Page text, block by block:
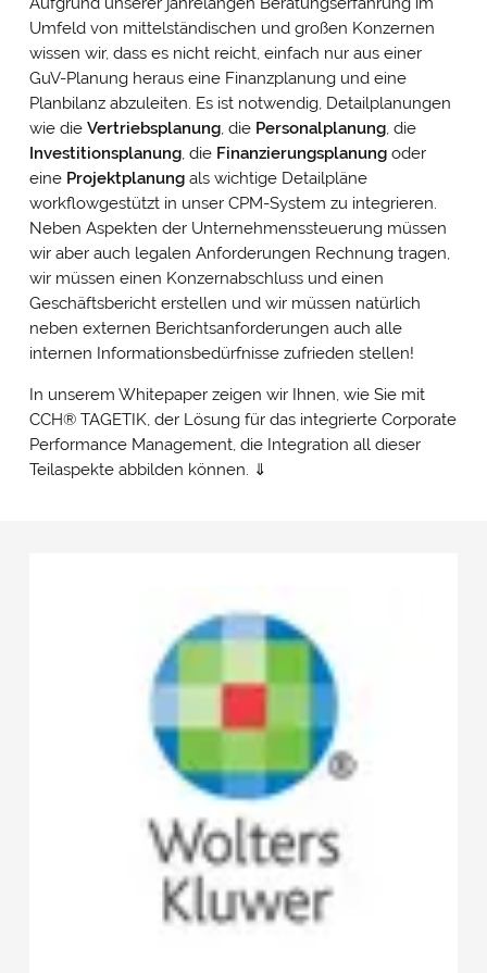
Umfeld von mittelständischen und großen Konzernen
wissen wir, dass es nicht reicht, einfach nur aus einer
GuV-Planung heraus eine Finanzplanung und eine
Planbilanz abzuleiten. Es ist notwendig, Detailplanungen
wie die Vertriebsplanung, die Personalplanung, die
Investitionsplanung, die Finanzierungsplanungoder
eine Projektplanungals wichtige Detailpläne
workflowgestützt in unser CPM-System zu integrieren.
Neben Aspekten der Unternehmenssteuerung müssen
wir aber auch legalen Anforderungen Rechnung tragen,
wir müssen einen Konzernabschluss und einen
Geschäftsbericht erstellen und wir müssen natürlich
neben externen Berichtsanforderungen auch alle
internen Informationsbedürfnisse zufrieden stellen!
In unserem Whitepaper zeigen wir Ihnen, wie Sie mit
CCH®TAGETIK, der Lösung für das integrierte Corporate
Performance Management, die Integration all dieser
Teilaspekte abbilden können. ⇓